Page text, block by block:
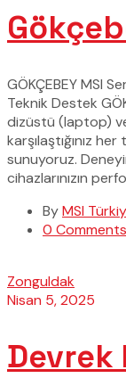
GÖKÇEBEY MSI
Teknik Destek
dizüstü (laptop)
karşılaştığınız
sunuyoruz.
cihazlarınızın
ByMSI
0 Comments
Zonguldak
Nisan 5, 2025
Devrek